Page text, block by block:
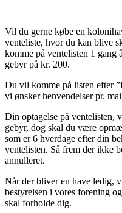
Vil du gerne købe en
venteliste, hvor du kan blive
komme på ventelisten 1 gang
gebyr på kr. 200.
Du vil komme på listen efter
vi ønsker henvendelser pr.
Din optagelse på ventelisten,
gebyr, dog skal du være
som er 6 hverdage efter din
ventelisten. Så frem der ikke
annulleret.
Når der bliver en have ledig,
bestyrelsen i vores forening
skal forholde dig.